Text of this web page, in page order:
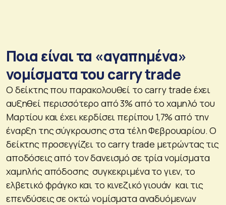
Ποια είναι τα «αγαπημένα»
νομίσματα του carry trade
Ο δείκτης που παρακολουθεί το carry trade έχει
αυξηθεί περισσότερο από 3% από το χαμηλό του
Μαρτίου και έχει κερδίσει περίπου 1,7% από την
έναρξη της σύγκρουσης στα τέλη Φεβρουαρίου. Ο
δείκτης προσεγγίζει το carry trade μετρώντας τις
αποδόσεις από τον δανεισμό σε τρία νομίσματα
χαμηλής απόδοσης συγκεκριμένα το γιεν, το
ελβετικό φράγκο και το κινεζικό γιουάν και τις
επενδύσεις σε οκτώ νομίσματα αναδυόμενων